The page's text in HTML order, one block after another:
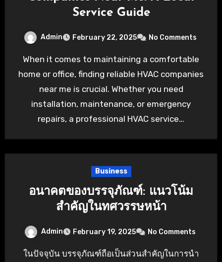
Service Guide
Admin February 22, 2025 No Comments
When it comes to maintaining a comfortable
home or office, finding reliable HVAC companies
near me is crucial. Whether you need
installation, maintenance, or emergency
repairs, a professional HVAC service…
Business
อนาคตของบรรจุภัณฑ์: แนวโน้ม
สำคัญในทศวรรษหน้า
Admin February 19, 2025 No Comments
ในปัจจุบัน บรรจุภัณฑ์ถือเป็นส่วนสำคัญในการนำ